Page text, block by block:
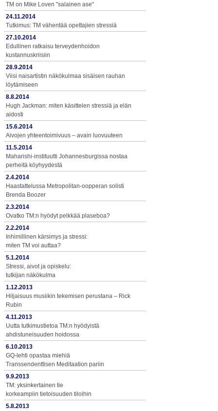
TM on Mike Loven "salainen ase"
24.11.2014
Tutkimus: TM vähentää opettajien stressiä
27.10.2014
Edullinen ratkaisu terveydenhoidon
kustannuskriisiin
28.9.2014
Viisi naisartistin näkökulmaa sisäisen rauhan
löytämiseen
8.8.2014
Hugh Jackman: miten käsittelen stressiä ja elän
aidosti
15.6.2014
Aivojen yhteentoimivuus – avain luovuuteen
11.5.2014
Maharishi-instituutti Johannesburgissa nostaa
perheitä köyhyydestä
2.4.2014
Haastattelussa Metropolitan-oopperan solisti
Brenda Boozer
2.3.2014
Ovatko TM:n hyödyt pelkkää plaseboa?
2.2.2014
Inhimillinen kärsimys ja stressi:
miten TM voi auttaa?
5.1.2014
Stressi, aivot ja opiskelu:
tutkijan näkökulma
1.12.2013
Hiljaisuus musiikin tekemisen perustana – Rick
Rubin
4.11.2013
Uutta tutkimustietoa TM:n hyödyistä
ahdistuneisuuden hoidossa
6.10.2013
GQ-lehti opastaa miehiä
Transsendenttisen Meditaation pariin
9.9.2013
TM: yksinkertainen tie
korkeampiin tietoisuuden tiloihin
5.8.2013